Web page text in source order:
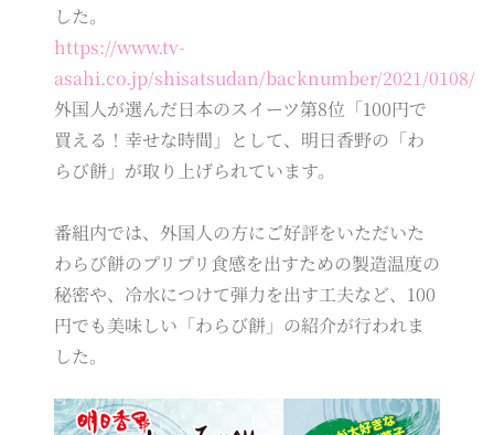
した。
https://www.tv-
asahi.co.jp/shisatsudan/backnumber/2021/0108/
外国人が選んだ日本のスイーツ第8位「100円で
買える！幸せな時間」として、明日香野の「わ
らび餅」が取り上げられています。
番組内では、外国人の方にご好評をいただいた
わらび餅のプリプリ食感を出すための製造温度の
秘密や、冷水につけて弾力を出す工夫など、100
円でも美味しい「わらび餅」の紹介が行われま
した。